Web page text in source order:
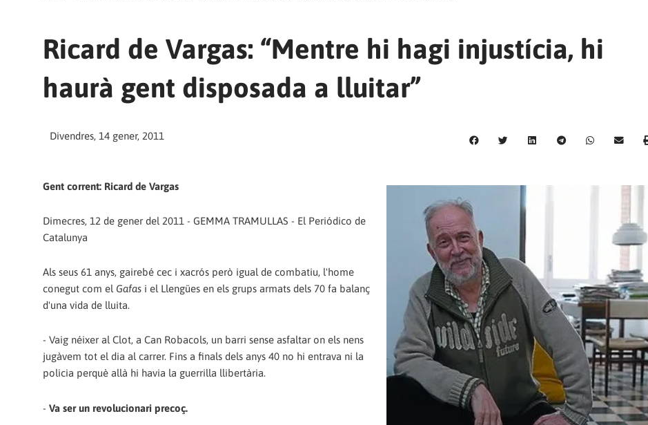
Ricard de Vargas: “Mentre hi hagi injustícia, hi
haurà gent disposada a lluitar”
Divendres, 14 gener, 2011
Gent corrent: Ricard de Vargas
Dimecres, 12 de gener del 2011 - GEMMA TRAMULLAS - El Periódico de
Catalunya
Als seus 61 anys, gairebé cec i xacrós però igual de combatiu, l'home
conegut com el Gafas i el Llengües en els grups armats dels 70 fa balanç
d'una vida de lluita.
- Vaig néixer al Clot, a Can Robacols, un barri sense asfaltar on els nens
jugàvem tot el dia al carrer. Fins a finals dels anys 40 no hi entrava ni la
policia perquè allà hi havia la guerrilla llibertària.
- Va ser un revolucionari precoç.